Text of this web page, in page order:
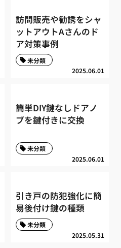
訪問販売や勧誘をシャ
ットアウトAさんのド
ア対策事例
2025.06.01
未分類
簡単DIY鍵なしドアノ
ブを鍵付きに交換
2025.06.01
未分類
引き戸の防犯強化に簡
易後付け鍵の種類
2025.05.31
未分類